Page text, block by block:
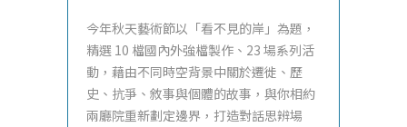
今年秋天藝術節以「看不見的岸」為題，
精選 10 檔國內外強檔製作、23 場系列活
動，藉由不同時空背景中關於遷徙、歷
史、抗爭、敘事與個體的故事，與你相約
兩廳院重新劃定邊界，打造對話思辨場